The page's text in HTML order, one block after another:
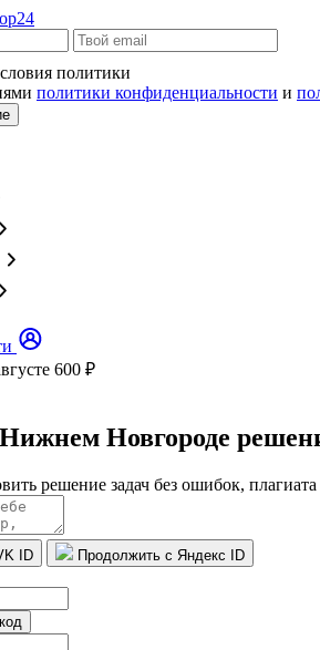
политики
политики конфиденциальности и
600 ₽
Новгороде
решение задач без ошибок, плагиата
ID Продолжить с Яндекс ID